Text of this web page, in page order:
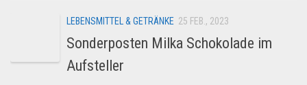
LEBENSMITTEL & GETRÄNKE 25 FEB., 2023
Sonderposten Milka Schokolade im
Aufsteller